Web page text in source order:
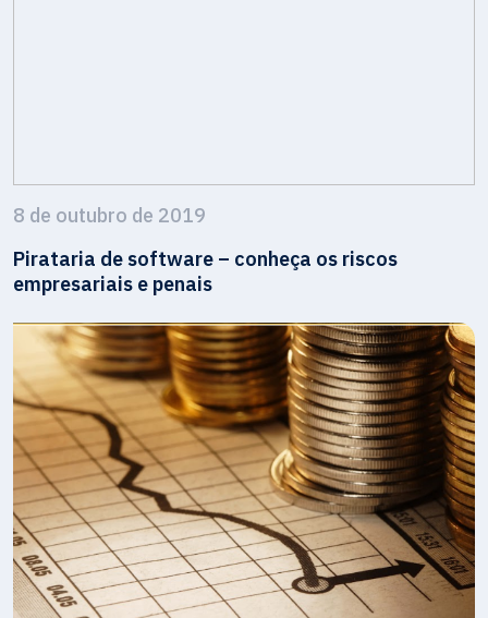
8 de outubro de 2019
Pirataria de software – conheça os riscos
empresariais e penais